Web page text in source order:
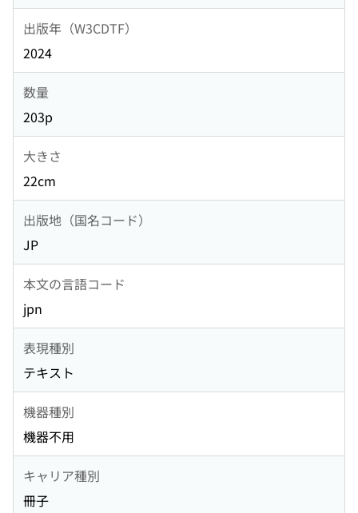
出版年（W3CDTF）
2024
数量
203p
大きさ
22cm
出版地（国名コード）
JP
本文の言語コード
jpn
表現種別
テキスト
機器種別
機器不用
キャリア種別
冊子